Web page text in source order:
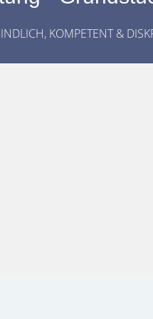
KOMPETENT &